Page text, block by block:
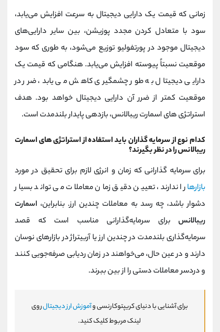
زمانی که قیمت یک دارایی دیجیتال به سرعت افزایش می‌یابد،
سود با متعادل کردن مجدد پوزیشن، بین سایر دارایی‌های
دیجیتال موجود در پورتفولیو توزیع می‌شود، به طوری که سود
موقعیت نسبتاً پیوسته افزایش می‌یابد. هنگامی که قیمت یک
دارایی دیجیتال به طور چشمگیری کاهش می یابد، ضرر در
موقعیت کمتر از ضرر آن دارایی دیجیتال خواهد بود. هدف
استراتژی های اسمارت ریبالانس، بازدهی پایدار بلندمدت است.
کدام نوع از سرمایه گذاران باید استفاده از استراتژی های اسمارت
ریبالانس را در نظر بگیرند؟
برای سرمایه گذارانی که زمان و انرژی لازم برای تحقیق در مورد
بازارها را ندارند، تعیین دقیق زمان معاملات می تواند بسیار
دشوار باشد، چه رسد به معاملات چندین ارز. بنابراین، اسمارت
ریبالانس برای سرمایه‌گذارانی مناسب است که قصد
سرمایه‌گذاری بلندمدت در چندین ارز یا آربیتراژ در بازارهای نوسان
دارند و در عین حال، می‌خواهند در زمان ردیابی صرفه‌جویی کنند
و دردسر معاملات دستی را از بین ببرند.
برای آشنایی با دنیای کریپتوکارنسی وآموزش ارز دیجیتالروی
لینک مربوط کلیک کنید.